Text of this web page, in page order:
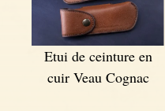
Etui de ceinture en
cuir Veau Cognac